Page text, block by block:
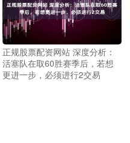
正规股票配资网站 深度分析：
活塞队在取60胜赛季后，若想
更进一步，必须进行2交易